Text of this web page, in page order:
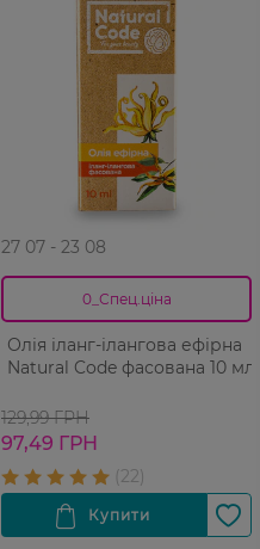
27 07 - 23 08
0_Спец.ціна
Олія іланг-ілангова ефірна
Natural Code фасована 10 мл
129,99 ГРН
97,49 ГРН